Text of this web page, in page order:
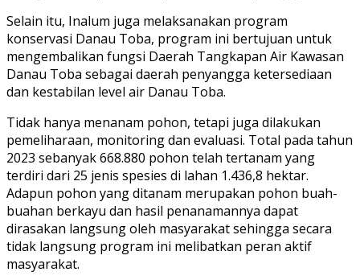
Selain itu, Inalum juga melaksanakan program
konservasi Danau Toba, program ini bertujuan untuk
mengembalikan fungsi Daerah Tangkapan Air Kawasan
Danau Toba sebagai daerah penyangga ketersediaan
dan kestabilan level air Danau Toba.
Tidak hanya menanam pohon, tetapi juga dilakukan
pemeliharaan, monitoring dan evaluasi. Total pada tahun
2023 sebanyak 668.880 pohon telah tertanam yang
terdiri dari 25 jenis spesies di lahan 1.436,8 hektar.
Adapun pohon yang ditanam merupakan pohon buah-
buahan berkayu dan hasil penanamannya dapat
dirasakan langsung oleh masyarakat sehingga secara
tidak langsung program ini melibatkan peran aktif
masyarakat.